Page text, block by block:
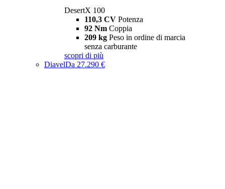
DesertX 100
110,3 CV Potenza
92 Nm Coppia
209 kg Peso in ordine di marcia
senza carburante
scopri di più
DiavelDa 27.290 €